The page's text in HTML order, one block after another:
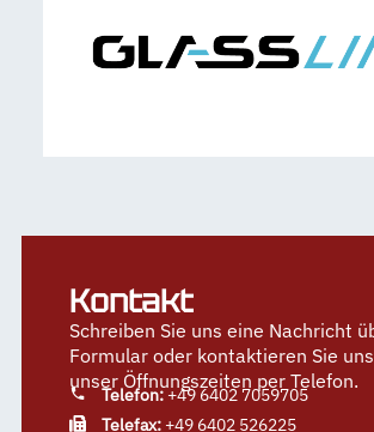
Kontakt
Schreiben Sie uns eine Nachricht
Formular oder kontaktieren Sie
unser Öffnungszeiten per Telefon.
Telefon:+49 6402 7059705
Telefax: +49 6402 526225